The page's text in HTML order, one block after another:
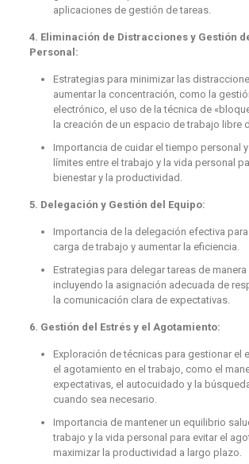
aplicaciones de gestión de tareas.
4. Eliminación de Distracciones y Gestión
Personal:
Estrategias para minimizar las
aumentar la concentración, como la
electrónico, el uso de la técnica de
la creación de un espacio de trabajo libre
Importancia de cuidar el tiempo personal
límites entre el trabajo y la vida personal
bienestar y la productividad.
5. Delegación y Gestión del Equipo:
Importancia de la delegación efectiva
carga de trabajo y aumentar la eficiencia.
Estrategias para delegar tareas de manera
incluyendo la asignación adecuada de
la comunicación clara de expectativas.
6. Gestión del Estrés y el Agotamiento:
Exploración de técnicas para gestionar el
el agotamiento en el trabajo, como el
expectativas, el autocuidado y la
cuando sea necesario.
Importancia de mantener un equilibrio
trabajo y la vida personal para evitar el
maximizar la productividad a largo plazo.